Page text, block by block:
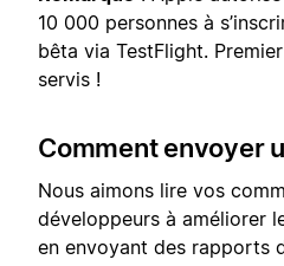
10 000 personnes à
bêta via TestFlight.
servis !
Comment envoyer
Nous aimons lire vos
développeurs à améliorer
en envoyant des rapports